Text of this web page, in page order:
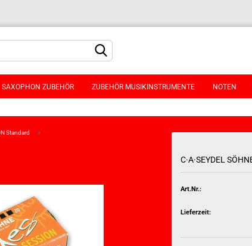
Passwort vergessen?
SAXOPHON ZUBEHÖR ZUBEHÖR MUSIKINSTRUMENTE NOTEN
Standard »
C·A·SEYDEL
Art.Nr.:
Lieferzeit: